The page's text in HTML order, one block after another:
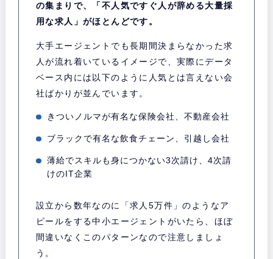
の集まりで、「不人気ですぐ人が辞める大量採
用な求人」がほとんどです。
大手エージェントでも長期間決まらなかった求
人が流れ着いているイメージで、実際にデータ
ベース内には以下のように人気とは言えない会
社ばかりが並んでいます。
きついノルマが有名な保険会社、不動産会社
ブラックで有名な飲食チェーン、引越し会社
薄給でスキルも身につかない3次請け、4次請
けのIT企業
設立から数年なのに「求人5万件」のようなア
ピールをする中小エージェントがいたら、ほぼ
間違いなくこのパターンなので注意しましょ
う。